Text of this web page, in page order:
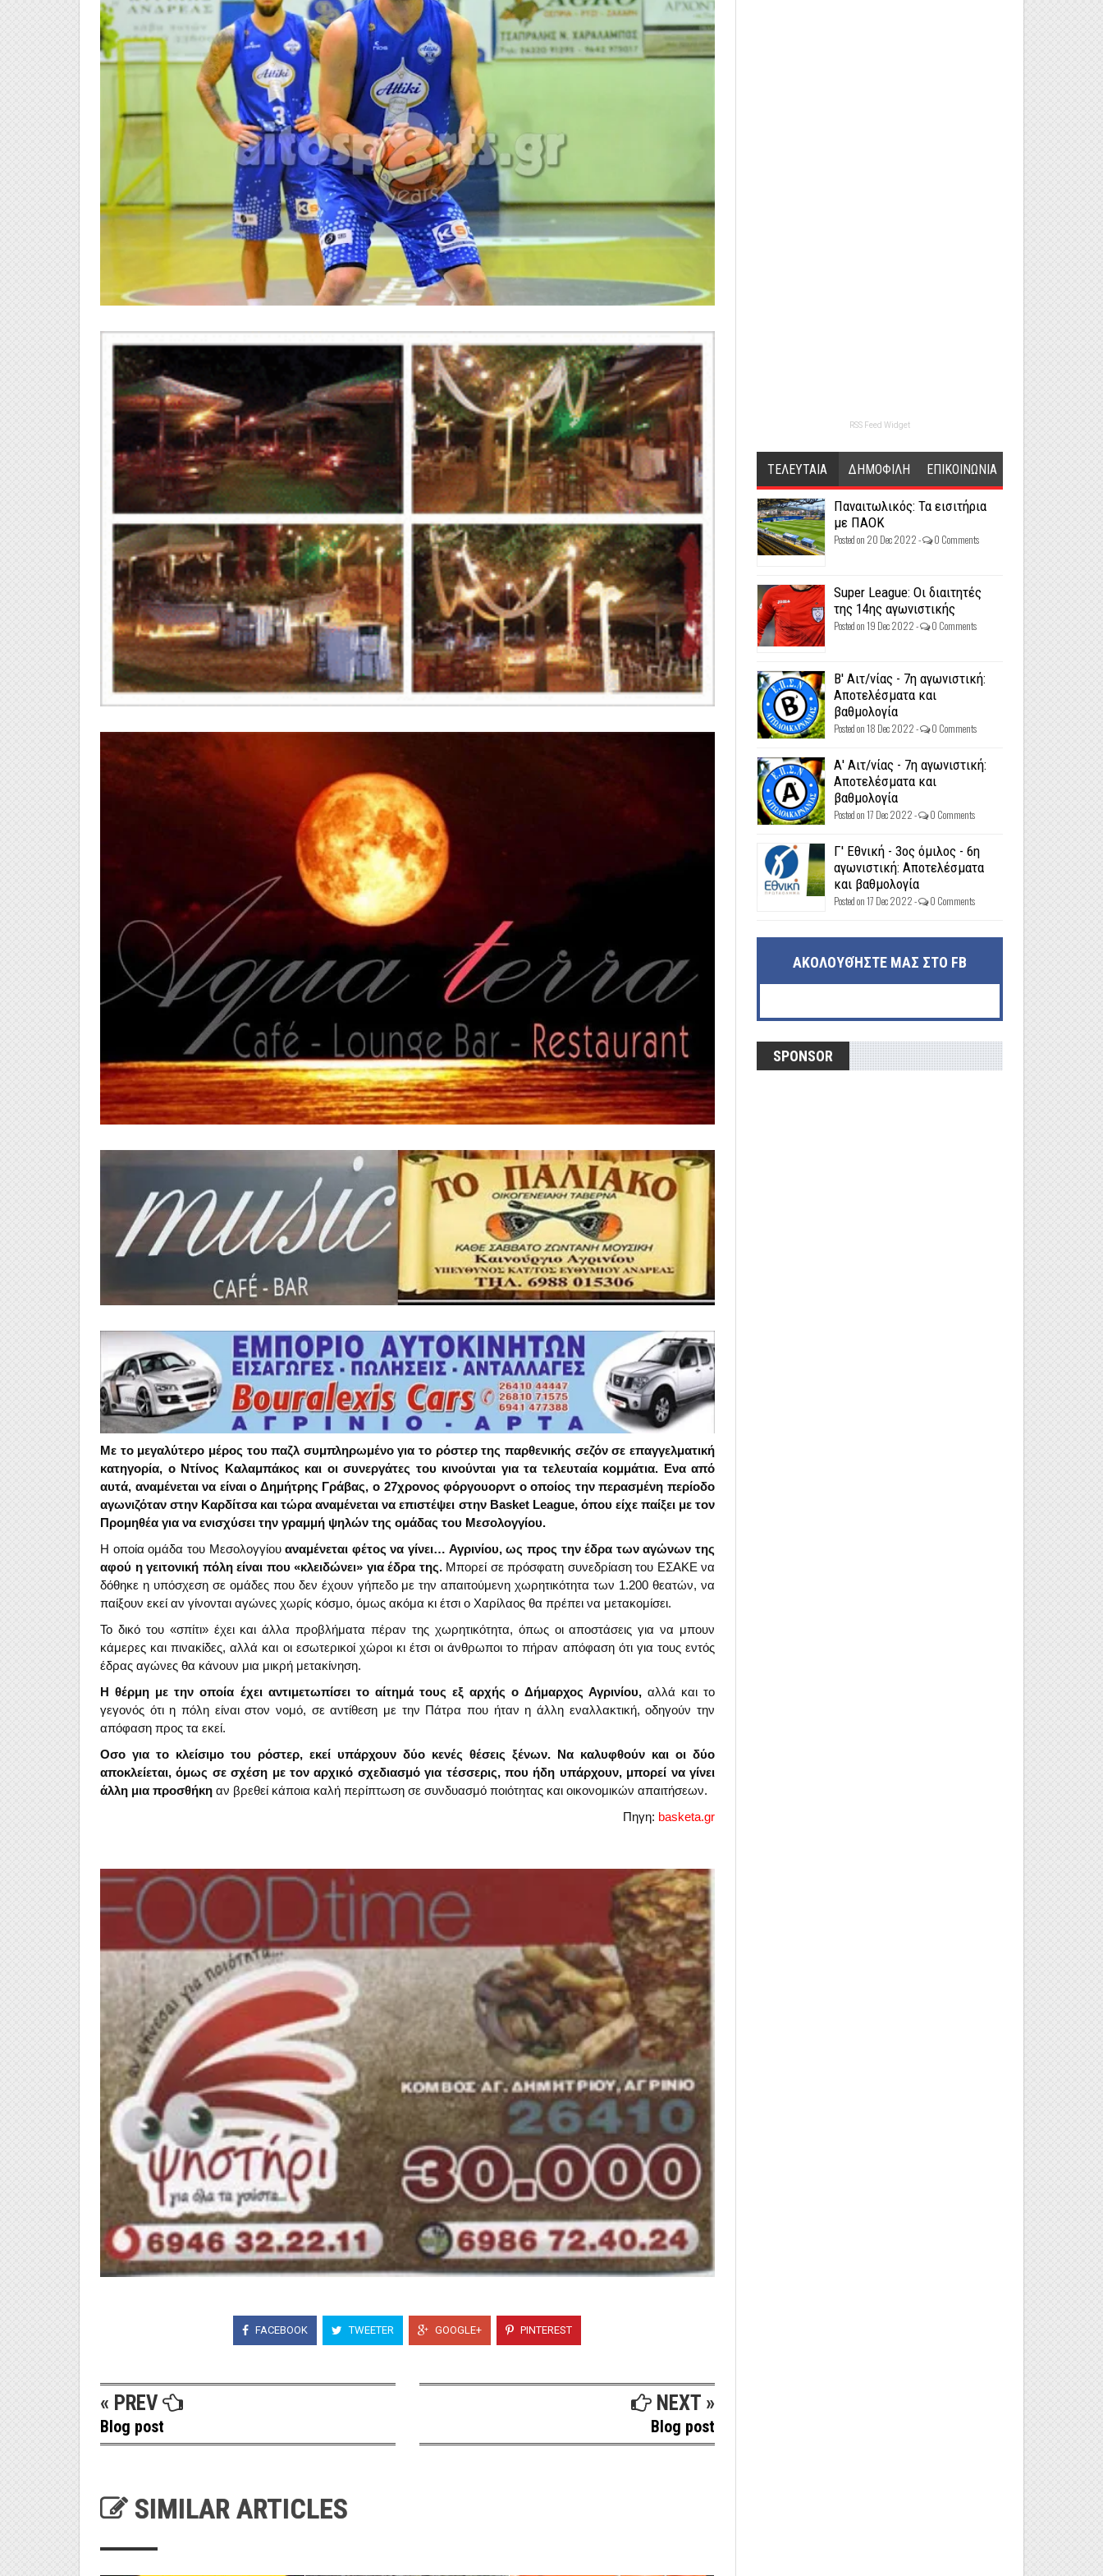
Με το μεγαλύτερο μέρος του παζλ συμπληρωμένο για το ρόστερ της παρθενικής σεζόν σε επαγγελματική
κατηγορία, ο Ντίνος Καλαμπάκος και οι συνεργάτες του κινούνται για τα τελευταία κομμάτια. Ενα από
αυτά, αναμένεται να είναι ο Δημήτρης Γράβας, ο 27χρονος φόργουορντ ο οποίος την περασμένη περίοδο
αγωνιζόταν στην Καρδίτσα και τώρα αναμένεται να επιστέψει στην Basket League, όπου είχε παίξει με τον
Προμηθέα για να ενισχύσει την γραμμή ψηλών της ομάδας του Μεσολογγίου.
Η οποία ομάδα του Μεσολογγίουαναμένεται φέτος να γίνει… Αγρινίου, ως προς την έδρα των αγώνων της
αφού η γειτονική πόλη είναι που «κλειδώνει» για έδρα της.Μπορεί σε πρόσφατη συνεδρίαση του ΕΣΑΚΕ να
δόθηκε η υπόσχεση σε ομάδες που δεν έχουν γήπεδο με την απαιτούμενη χωρητικότητα των 1.200 θεατών, να
παίξουν εκεί αν γίνονται αγώνες χωρίς κόσμο, όμως ακόμα κι έτσι ο Χαρίλαος θα πρέπει να μετακομίσει.
Το δικό του «σπίτι» έχει και άλλα προβλήματα πέραν της χωρητικότητα, όπως οι αποστάσεις για να μπουν
κάμερες και πινακίδες, αλλά και οι εσωτερικοί χώροι κι έτσι οι άνθρωποι το πήραν απόφαση ότι για τους εντός
έδρας αγώνες θα κάνουν μια μικρή μετακίνηση.
Η θέρμη με την οποία έχει αντιμετωπίσει το αίτημά τους εξ αρχής ο Δήμαρχος Αγρινίου,αλλά και το
γεγονός ότι η πόλη είναι στον νομό, σε αντίθεση με την Πάτρα που ήταν η άλλη εναλλακτική, οδηγούν την
απόφαση προς τα εκεί.
Οσο για το κλείσιμο του ρόστερ, εκεί υπάρχουν δύο κενές θέσεις ξένων. Να καλυφθούν και οι δύο
αποκλείεται, όμως σε σχέση με τον αρχικό σχεδιασμό για τέσσερις, που ήδη υπάρχουν, μπορεί να γίνει
άλλη μια προσθήκη αν βρεθεί κάποια καλή περίπτωση σε συνδυασμό ποιότητας και οικονομικών απαιτήσεων.
Πηγη: basketa.gr
FACEBOOK TWEETER GOOGLE+ PINTEREST
« PREV
Blog post
NEXT »
Blog post
SIMILAR ARTICLES
RSS Feed Widget
ΤΕΛΕΥΤΑΙΑ ΔΗΜΟΦΙΛΗ ΕΠΙΚΟΙΝΩΝΙΑ
Παναιτωλικός: Τα εισιτήρια
με ΠΑΟΚ
Posted on 20 Dec 2022 - 0 Comments
Super League: Οι διαιτητές
της 14ης αγωνιστικής
Posted on 19 Dec 2022 - 0 Comments
Β' Αιτ/νίας - 7η αγωνιστική:
Αποτελέσματα και
βαθμολογία
Posted on 18 Dec 2022 - 0 Comments
Α' Αιτ/νίας - 7η αγωνιστική:
Αποτελέσματα και
βαθμολογία
Posted on 17 Dec 2022 - 0 Comments
Γ' Εθνική - 3ος όμιλος - 6η
αγωνιστική: Αποτελέσματα
και βαθμολογία
Posted on 17 Dec 2022 - 0 Comments
ΑΚΟΛΟΥΘΉΣΤΕ ΜΑΣ ΣΤΟ FB
SPONSOR